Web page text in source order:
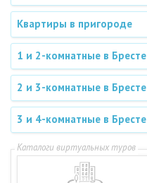
Квартиры в пригороде
1 и 2-комнатные в Бресте
2 и 3-комнатные в Бресте
3 и 4-комнатные в Бресте